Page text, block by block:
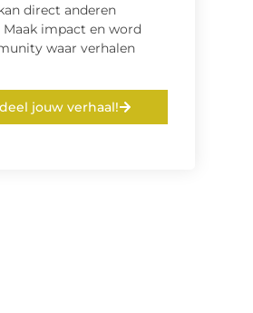
direct anderen
impact en word
waar verhalen
jouw verhaal!